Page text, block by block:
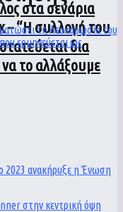
στα σενάρια
– “Η συλλογή του
δια
το αλλάξουμε